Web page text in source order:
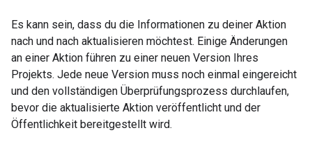
Es kann sein, dass du die Informationen zu deiner Aktion
nach und nach aktualisieren möchtest. Einige Änderungen
an einer Aktion führen zu einer neuen Version Ihres
Projekts. Jede neue Version muss noch einmal eingereicht
und den vollständigen Überprüfungsprozess durchlaufen,
bevor die aktualisierte Aktion veröffentlicht und der
Öffentlichkeit bereitgestellt wird.